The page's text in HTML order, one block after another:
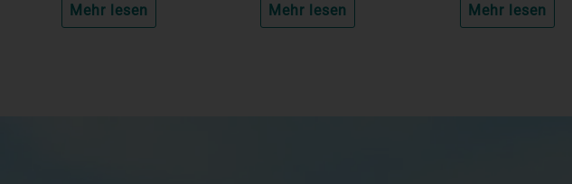
Mehr lesen Mehr lesen Mehr lesen